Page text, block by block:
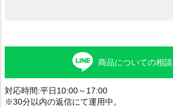
商品についての相
対応時間:平日10:00～17:00
※30分以内の返信にて運用中。